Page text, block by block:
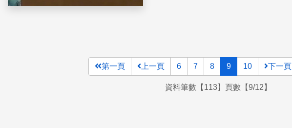
第一頁 上一頁 6 7 8 9 10 下一頁
資料筆數【113】頁數【9/12】